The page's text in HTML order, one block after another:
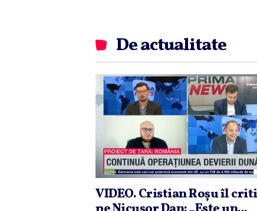
De actualitate
VIDEO. Cristian Roşu îl